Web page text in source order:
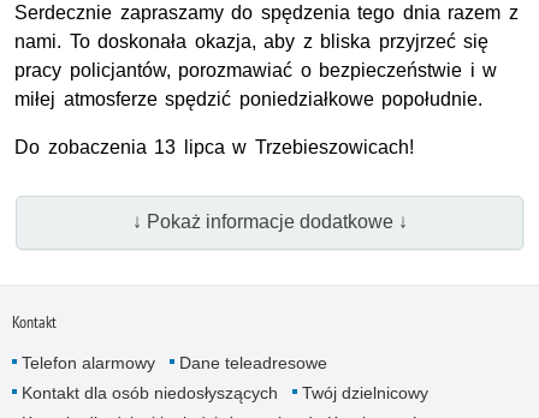
Serdecznie zapraszamy do spędzenia tego dnia razem z
nami. To doskonała okazja, aby z bliska przyjrzeć się
pracy policjantów, porozmawiać o bezpieczeństwie i w
miłej atmosferze spędzić poniedziałkowe popołudnie.
Do zobaczenia 13 lipca w Trzebieszowicach!
↓ Pokaż informacje dodatkowe ↓
Kontakt
Telefon alarmowy
Dane teleadresowe
Kontakt dla osób niedosłyszących
Twój dzielnicowy